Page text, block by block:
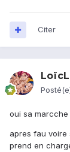
Citer
oui sa
apres fau voire
prend en